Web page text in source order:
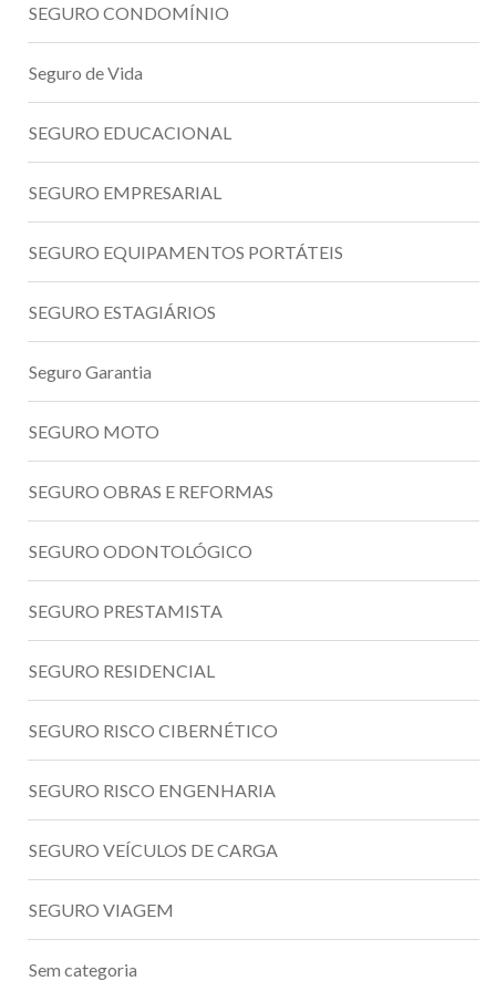
SEGURO CONDOMÍNIO
Seguro de Vida
SEGURO EDUCACIONAL
SEGURO EMPRESARIAL
SEGURO EQUIPAMENTOS PORTÁTEIS
SEGURO ESTAGIÁRIOS
Seguro Garantia
SEGURO MOTO
SEGURO OBRAS E REFORMAS
SEGURO ODONTOLÓGICO
SEGURO PRESTAMISTA
SEGURO RESIDENCIAL
SEGURO RISCO CIBERNÉTICO
SEGURO RISCO ENGENHARIA
SEGURO VEÍCULOS DE CARGA
SEGURO VIAGEM
Sem categoria